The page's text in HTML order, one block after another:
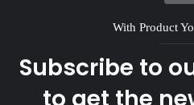
With Product
Subscribe to